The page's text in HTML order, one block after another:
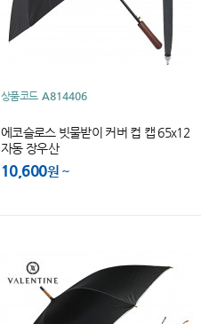
상품코드 A814406
에코슬로스 빗물받이 커버 컵 캡 65x12
자동 장우산
10,600원